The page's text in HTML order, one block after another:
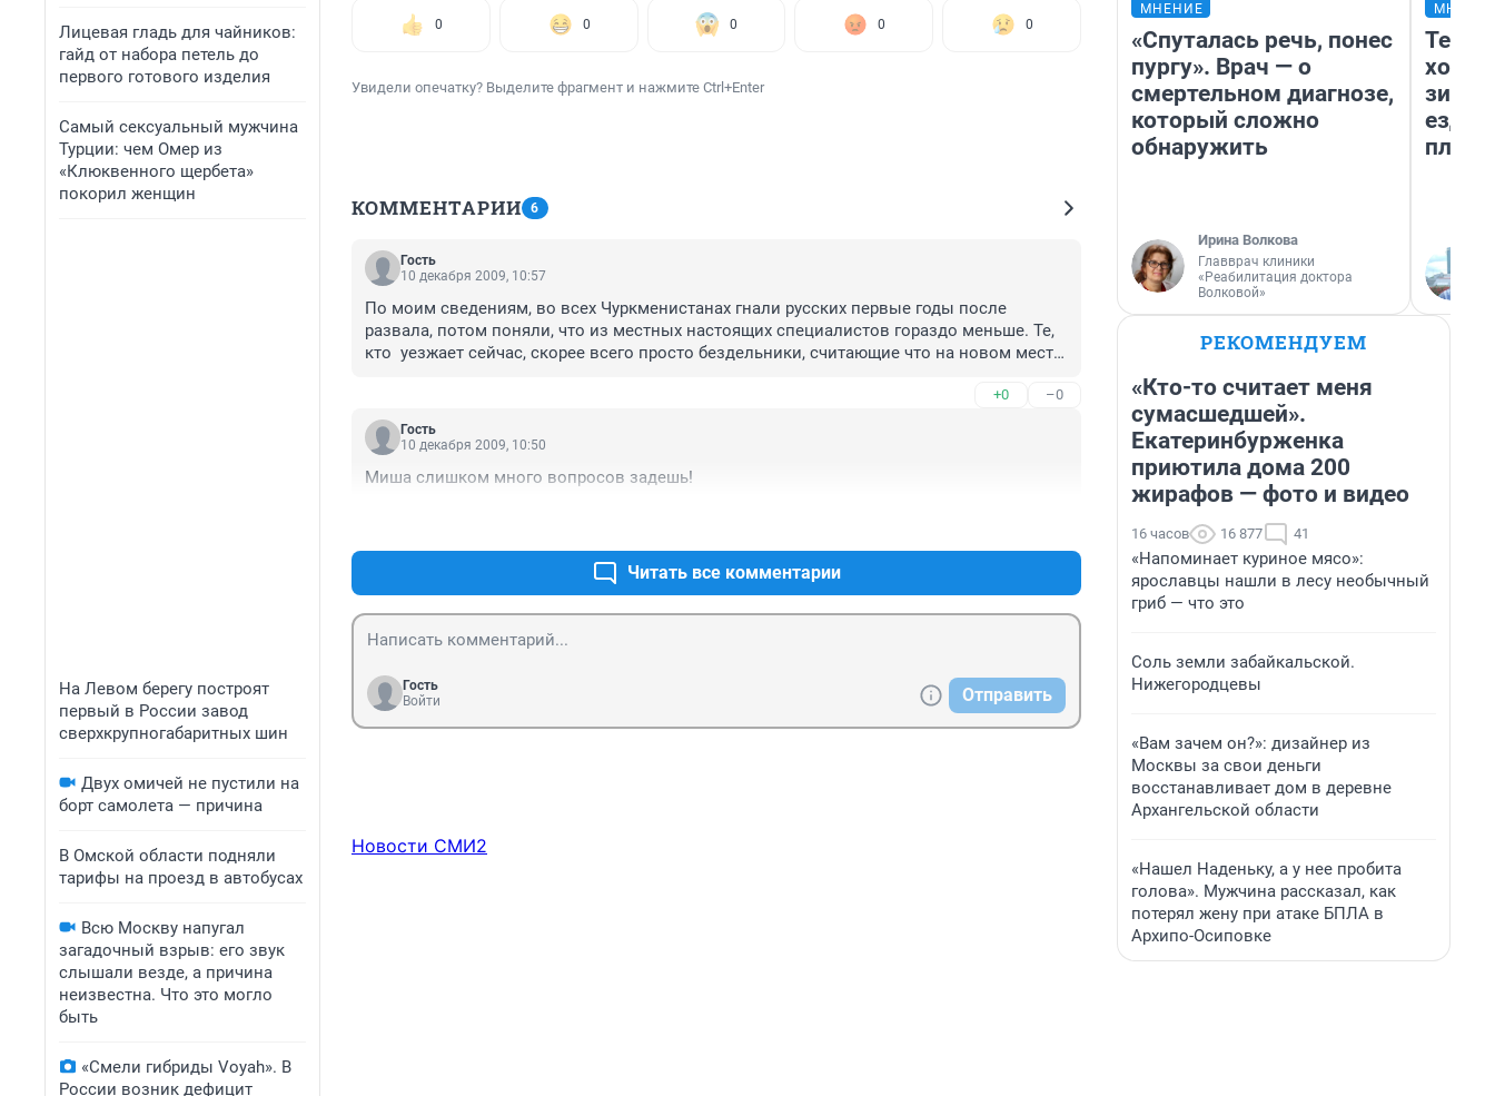
Лицевая гладь для чайников:
гайд от набора петель до
первого готового изделия
Самый сексуальный мужчина
Турции: чем Омер из
«Клюквенного щербета»
покорил женщин
На Левом берегу построят
первый в России завод
сверхкрупногабаритных шин
Двух омичей не пустили на
борт самолета — причина
В Омской области подняли
тарифы на проезд в автобусах
Всю Москву напугал
загадочный взрыв: его звук
слышали везде, а причина
неизвестна. Что это могло
быть
«Смели гибриды Voyah». В
России возник дефицит
0 0 0 0 0
Увидели опечатку? Выделите фрагмент и нажмите Ctrl+Enter
КОММЕНТАРИИ 6
Гость
10 декабря 2009, 10:57
По моим сведениям, во всех Чуркменистанах гнали русских первые годы после
развала, потом поняли, что из местных настоящих специалистов гораздо меньше. Те,
кто  уезжает сейчас, скорее всего просто бездельники, считающие что на новом месте,
+0 –0
Гость
10 декабря 2009, 10:50
Миша слишком много вопросов задешь!
Читать все комментарии
Гость
Войти
Отправить
Новости СМИ2
МНЕНИЕ
«Спуталась речь, понес
пургу». Врач — о
смертельном диагнозе,
который сложно
обнаружить
Ирина Волкова
Главврач клиники
«Реабилитация доктора
Волковой»
ездит
РЕКОМЕНДУЕМ
«Кто-то считает меня
сумасшедшей».
Екатеринбурженка
приютила дома 200
жирафов — фото и видео
16 часов 16 877 41
«Напоминает куриное мясо»:
ярославцы нашли в лесу необычный
гриб — что это
Соль земли забайкальской.
Нижегородцевы
«Вам зачем он?»: дизайнер из
Москвы за свои деньги
восстанавливает дом в деревне
Архангельской области
«Нашел Наденьку, а у нее пробита
голова». Мужчина рассказал, как
потерял жену при атаке БПЛА в
Архипо-Осиповке